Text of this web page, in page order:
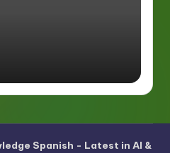
Spanish - Latest in AI &